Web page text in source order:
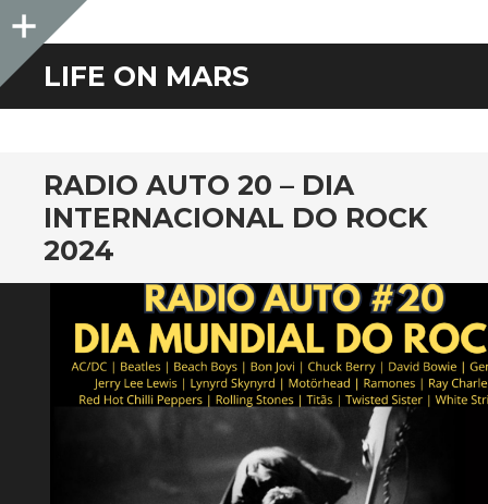
Sidebar
LIFE ON MARS
RADIO AUTO 20 – DIA
INTERNACIONAL DO ROCK
2024